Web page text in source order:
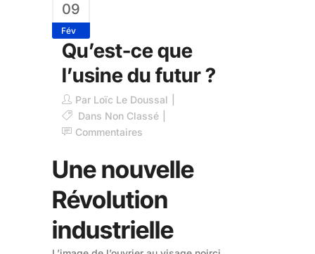
09
Fév
Qu’est-ce que
l’usine du futur ?
Par Loïc Le Doussal
Dans Non Classé
Commentaires
Une nouvelle
Révolution
industrielle